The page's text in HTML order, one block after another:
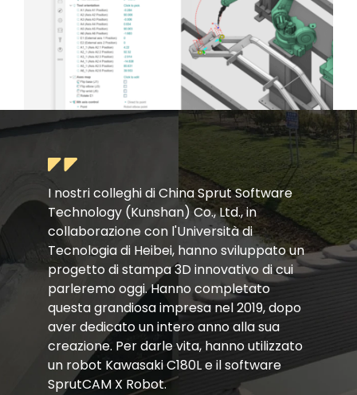
I nostri colleghi di China Sprut Software
Technology (Kunshan) Co., Ltd., in
collaborazione con l'Università di
Tecnologia di Heibei, hanno sviluppato un
progetto di stampa 3D innovativo di cui
parleremo oggi. Hanno completato
questa grandiosa impresa nel 2019, dopo
aver dedicato un intero anno alla sua
creazione. Per darle vita, hanno utilizzato
un robot Kawasaki C180L e il software
SprutCAM X Robot.